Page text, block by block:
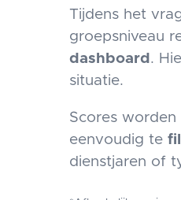
Tijdens het
groepsniveau
dashboard .
situatie.
Scores worden
eenvoudig te
dienstjaren of